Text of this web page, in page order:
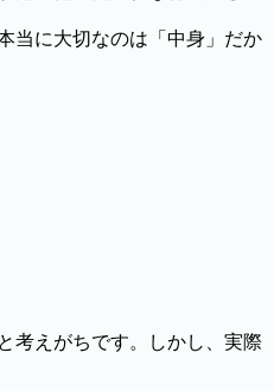
当に大切なのは「中身」だか
考えがちです。しかし、実際